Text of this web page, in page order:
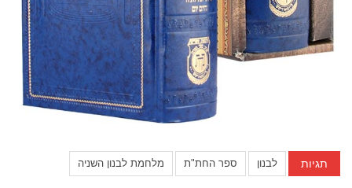
תגיות לבנון ספר החת"ת מלחמת לבנון השניה